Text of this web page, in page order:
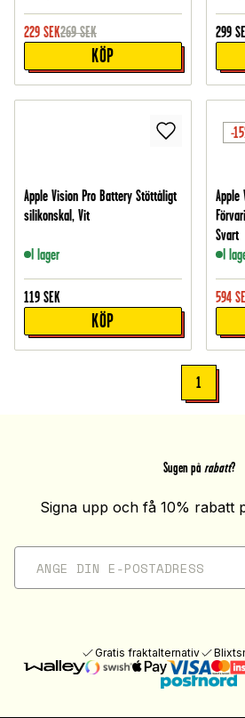
229 SEK269 SEK
KÖP
299
Apple Vision Pro Battery Stöttåligt
silikonskal, Vit
I lager
119 SEK
KÖP
-
Apple
Svart
I
594
1
Sugen på rabatt?
Signa upp och få 10% rabatt
Gratis fraktalternativ